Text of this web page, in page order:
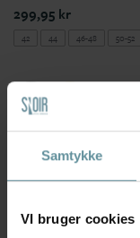
Samtykke
VI bruger cookies
299,95 kr
42 44 46-48 50-52
+42